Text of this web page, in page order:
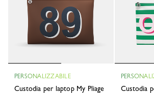
PERSONALIZZABILE
Custodia per laptop My Pliage
Custodia